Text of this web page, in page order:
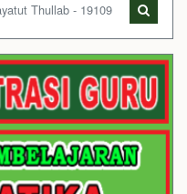
Thullab - 19109